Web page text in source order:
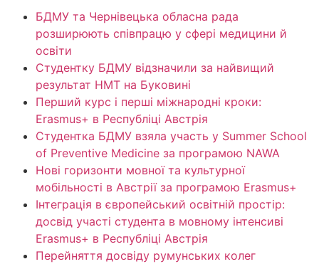
БДМУ та Чернівецька обласна рада
розширюють співпрацю у сфері медицини й
освіти
Студентку БДМУ відзначили за найвищий
результат НМТ на Буковині
Перший курс і перші міжнародні кроки:
Erasmus+ в Республіці Австрія
Студентка БДМУ взяла участь у Summer School
of Preventive Medicine за програмою NAWA
Нові горизонти мовної та культурної
мобільності в Австрії за програмою Erasmus+
Інтеграція в європейський освітній простір:
досвід участі студента в мовному інтенсиві
Erasmus+ в Республіці Австрія
Перейняття досвіду румунських колег